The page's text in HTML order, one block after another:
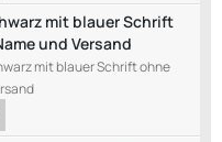
mit blauer Schrift
und Versand
mit blauer Schrift ohne